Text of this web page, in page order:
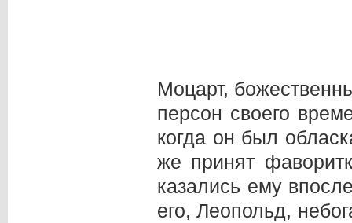
Моцарт,
персон своего
когда он был
же принят
казались ему
его, Леопольд,